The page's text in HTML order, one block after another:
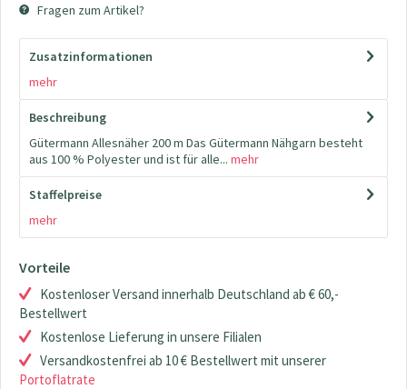
Fragen zum Artikel?
Zusatzinformationen
mehr
Beschreibung
Gütermann Allesnäher 200 m Das Gütermann Nähgarn besteht
aus 100 % Polyester und ist für alle... mehr
Staffelpreise
mehr
Vorteile
Kostenloser Versand innerhalb Deutschland ab € 60,-
Bestellwert
Kostenlose Lieferung in unsere Filialen
Versandkostenfrei ab 10 € Bestellwert mit unserer
Portoflatrate